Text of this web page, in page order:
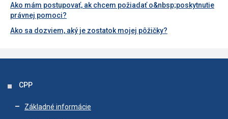
Ako mám postupovať, ak chcem požiadať o&nbsp;poskytnutie
právnej pomoci?
Ako sa dozviem, aký je zostatok mojej pôžičky?
CPP
Základné informácie